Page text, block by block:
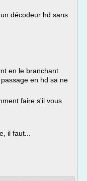
décodeur hd sans
en le branchant
en hd sa ne
faire s'il vous
il faut...